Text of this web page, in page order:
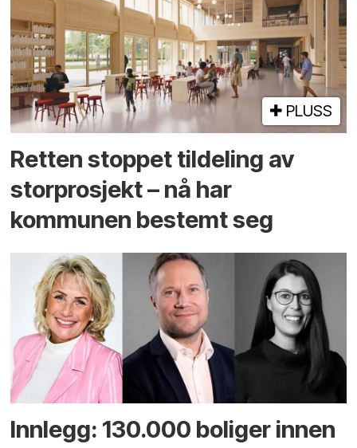
PLUSS
Retten stoppet tildeling av
storprosjekt – nå har
kommunen bestemt seg
Innlegg: 130.000 boliger innen